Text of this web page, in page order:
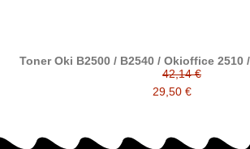
Toner Oki B2500 / B2540 / Okioffice 2510 / 2530 compatible
alternativo a OKI 09004391
42,14 €
29,50 €